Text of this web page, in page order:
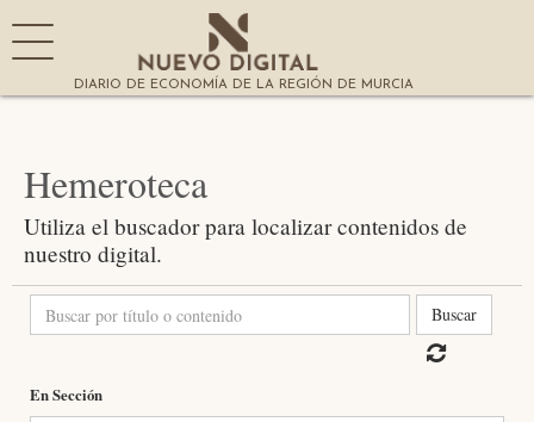
DIARIO DE ECONOMÍA DE LA REGIÓN DE MURCIA
Hemeroteca
Utiliza el buscador para localizar contenidos de
nuestro digital.
Buscar
En Sección